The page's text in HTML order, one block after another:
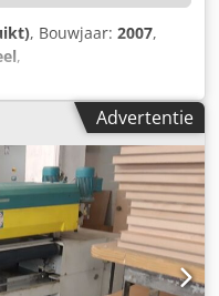
, Bouwjaar: 2007,
,
5.000 kg,
uitbrengen van een
22-06-2026!
1.300 mm Min.
80 mm
CNC-gestuurd
spuitcabine: 12.000
7,5 kW
15 kW
Advertentie